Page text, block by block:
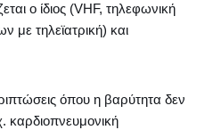
ο ίδιος (VHF, τηλεφωνική
με τηλεϊατρική) και
όπου η βαρύτητα δεν
καρδιοπνευμονική